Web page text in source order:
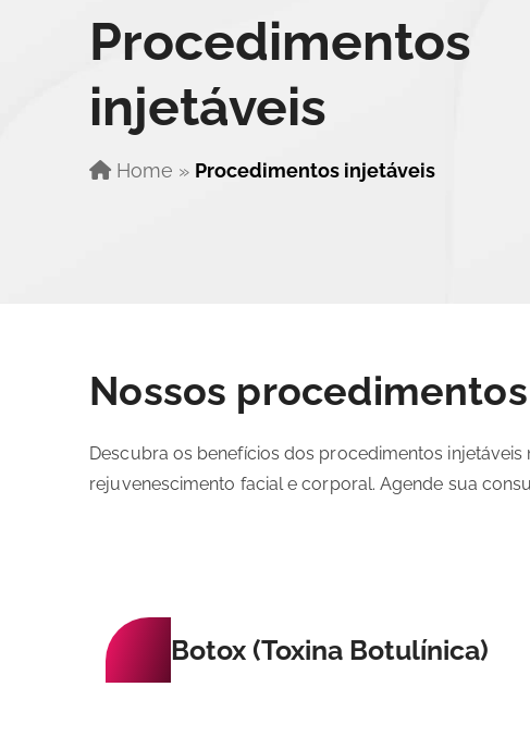
Procedimentos
injetáveis
Home » Procedimentos injetáveis
Nossos
Descubra os benefícios dos procedimentos injetáveis
rejuvenescimento facial e corporal. Agende sua
Botox (Toxina Botulínica)